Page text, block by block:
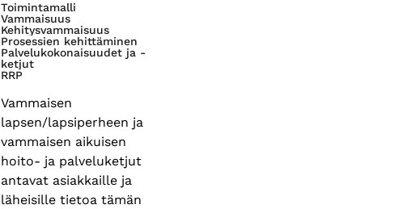
Toimintamalli
Vammaisuus
Kehitysvammaisuus
Prosessien kehittäminen
Palvelukokonaisuudet ja -
ketjut
RRP
Vammaisen
lapsen/lapsiperheen ja
vammaisen aikuisen
hoito- ja palveluketjut
antavat asiakkaille ja
läheisille tietoa tämän